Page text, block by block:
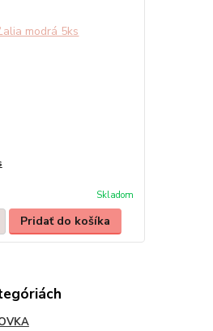
Skladom
Pridať do košíka